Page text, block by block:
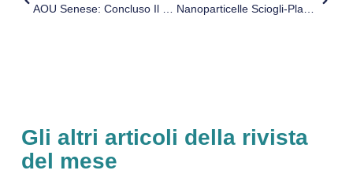
Gli altri articoli della rivista
del mese